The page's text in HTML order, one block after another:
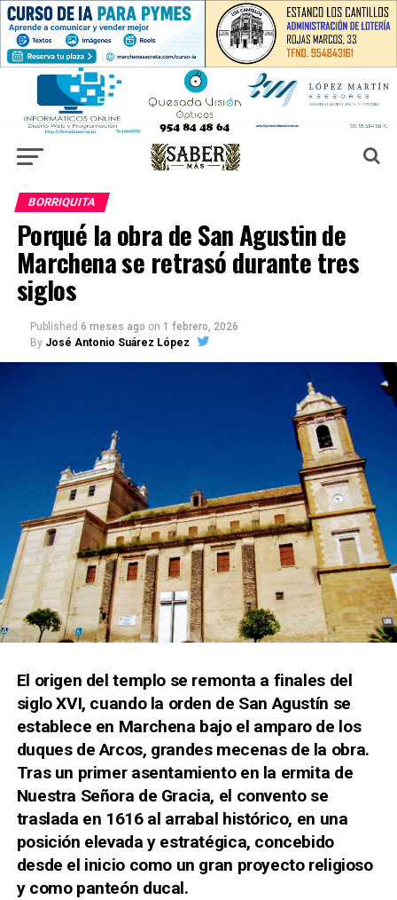
BORRIQUITA
Porqué la obra de San Agustin de
Marchena se retrasó durante tres
siglos
Published 6 meses ago on 1 febrero, 2026
By José Antonio Suárez López
El origen del templo se remonta a finales del
siglo XVI, cuando la orden de San Agustín se
establece en Marchena bajo el amparo de los
duques de Arcos, grandes mecenas de la obra.
Tras un primer asentamiento en la ermita de
Nuestra Señora de Gracia, el convento se
traslada en 1616 al arrabal histórico, en una
posición elevada y estratégica, concebido
desde el inicio como un gran proyecto religioso
y como panteón ducal.